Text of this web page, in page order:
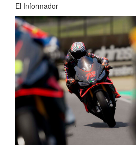
El Informador